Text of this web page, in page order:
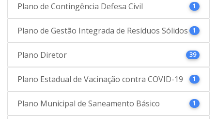
Plano de Contingência Defesa Civil 1
Plano de Gestão Integrada de Resíduos Sólidos 1
Plano Diretor 39
Plano Estadual de Vacinação contra COVID-19 1
Plano Municipal de Saneamento Básico 1